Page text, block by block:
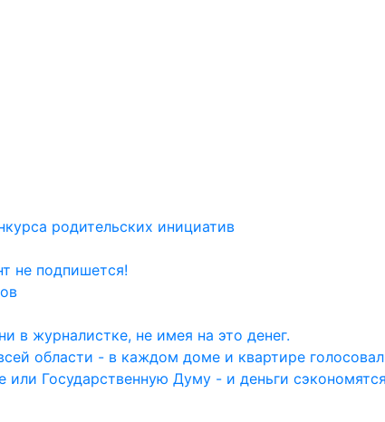
родительских инициатив
не подпишется!
в журналистке, не имея на это денег.
области - в каждом доме и квартире
Государственную Думу - и деньги